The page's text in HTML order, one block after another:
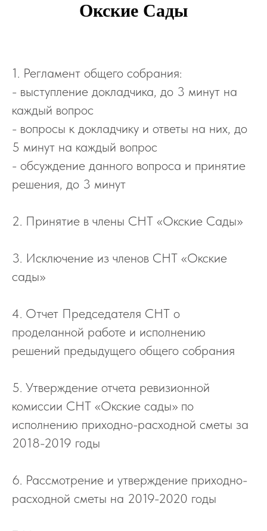
Окские Сады
1. Регламент общего собрания:
- выступление докладчика, до 3 минут на
каждый вопрос
- вопросы к докладчику и ответы на них, до
5 минут на каждый вопрос
- обсуждение данного вопроса и принятие
решения, до 3 минут
2. Принятие в члены СНТ «Окские Сады»
3. Исключение из членов СНТ «Окские
сады»
4. Отчет Председателя СНТ о
проделанной работе и исполнению
решений предыдущего общего собрания
5. Утверждение отчета ревизионной
комиссии СНТ «Окские сады» по
исполнению приходно-расходной сметы за
2018-2019 годы
6. Рассмотрение и утверждение приходно-
расходной сметы на 2019-2020 годы